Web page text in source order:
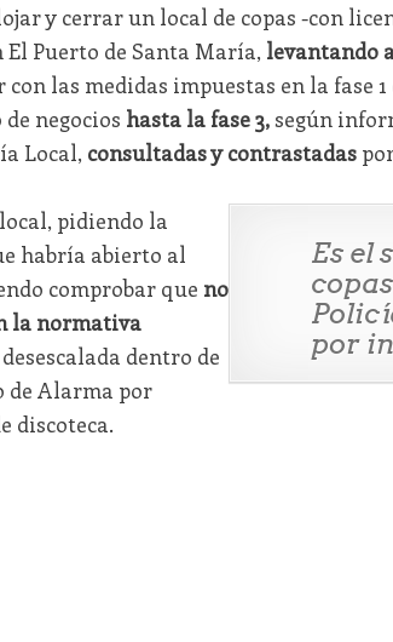
y cerrar un local de copas -con
Puerto de Santa María, levantando
las medidas impuestas en la fase 1
negocios hasta la fase 3,según
Local, consultadas y contrastadas
Es el
por
pidiendo la
habría abierto al
comprobar que no
la normativa
dentro de
de Alarma por
discoteca.